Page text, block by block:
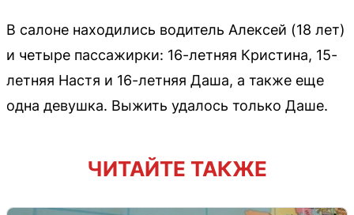
В салоне находились водитель Алексей (18 лет)
и четыре пассажирки: 16-летняя Кристина, 15-
летняя Настя и 16-летняя Даша, а также еще
одна девушка. Выжить удалось только Даше.
ЧИТАЙТЕ ТАКЖЕ